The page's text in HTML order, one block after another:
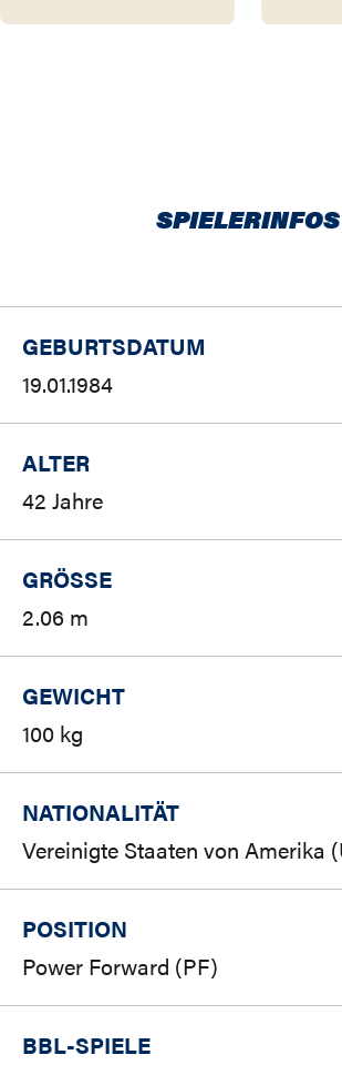
SPIELERINFOS
GEBURTSDATUM
19.01.1984
ALTER
42 Jahre
GRÖSSE
2.06 m
GEWICHT
100 kg
NATIONALITÄT
Vereinigte Staaten von Amerika
POSITION
Power Forward (PF)
BBL-SPIELE